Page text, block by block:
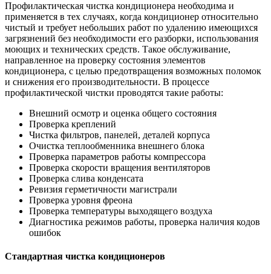
Профилактическая чистка кондиционера необходима и
применяется в тех случаях, когда кондиционер относительно
чистый и требует небольших работ по удалению имеющихся
загрязнений без необходимости его разборки, использования
моющих и технических средств. Такое обслуживание,
направленное на проверку состояния элементов
кондиционера, с целью предотвращения возможных поломок
и снижения его производительности. В процессе
профилактической чистки проводятся такие работы:
Внешний осмотр и оценка общего состояния
Проверка креплений
Чистка фильтров, панелей, деталей корпуса
Очистка теплообменника внешнего блока
Проверка параметров работы компрессора
Проверка скорости вращения вентиляторов
Проверка слива конденсата
Ревизия герметичности магистрали
Проверка уровня фреона
Проверка температуры выходящего воздуха
Диагностика режимов работы, проверка наличия кодов
ошибок
Стандартная чистка кондиционеров